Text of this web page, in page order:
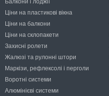
Балкони і лоджії
Ціни на пластикові вікна
Ціни на балкони
Ціни на склопакети
Захисні ролети
Жалюзі та рулонні штори
Маркізи, рефлексолі і перголи
Воротні системи
Алюмінієві системи